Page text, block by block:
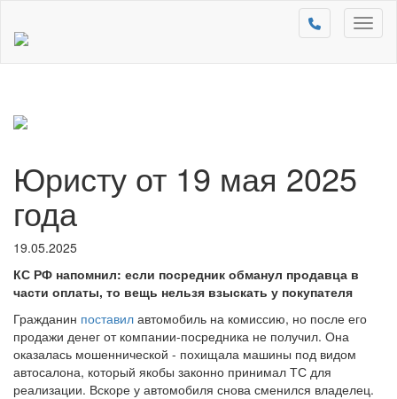
Юристу от 19 мая 2025
года
19.05.2025
КС РФ напомнил: если посредник обманул продавца в
части оплаты, то вещь нельзя взыскать у покупателя
Гражданин поставил автомобиль на комиссию, но после его
продажи денег от компании-посредника не получил. Она
оказалась мошеннической - похищала машины под видом
автосалона, который якобы законно принимал ТС для
реализации. Вскоре у автомобиля снова сменился владелец.